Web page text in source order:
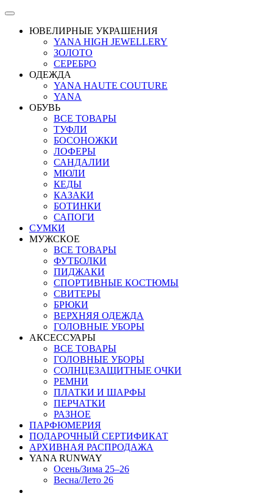
ЮВЕЛИРНЫЕ УКРАШЕНИЯ
YANA HIGH JEWELLERY
ЗОЛОТО
СЕРЕБРО
ОДЕЖДА
YANA HAUTE COUTURE
YANA
ОБУВЬ
ВСЕ ТОВАРЫ
ТУФЛИ
БОСОНОЖКИ
ЛОФЕРЫ
САНДАЛИИ
МЮЛИ
КЕДЫ
КАЗАКИ
БОТИНКИ
САПОГИ
СУМКИ
МУЖСКОЕ
ВСЕ ТОВАРЫ
ФУТБОЛКИ
ПИДЖАКИ
СПОРТИВНЫЕ КОСТЮМЫ
СВИТЕРЫ
БРЮКИ
ВЕРХНЯЯ ОДЕЖДА
ГОЛОВНЫЕ УБОРЫ
АКСЕССУАРЫ
ВСЕ ТОВАРЫ
ГОЛОВНЫЕ УБОРЫ
СОЛНЦЕЗАЩИТНЫЕ ОЧКИ
РЕМНИ
ПЛАТКИ И ШАРФЫ
ПЕРЧАТКИ
РАЗНОЕ
ПАРФЮМЕРИЯ
ПОДАРОЧНЫЙ СЕРТИФИКАТ
АРХИВНАЯ РАСПРОДАЖА
YANA RUNWAY
Осень/Зима 25–26
Весна/Лето 26